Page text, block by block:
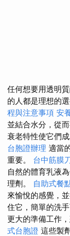
任何想要用透明
的人都是理想的選
程與注意事項 安
並結合水分，從
衰老特性使它們
台胞證辦理 適當
重要。 台中筋膜
自然的體育乳液
理劑。 自助式餐
來愉悅的感覺，
住它，簡單的洗
更大的準備工作
式台胞證 這些製